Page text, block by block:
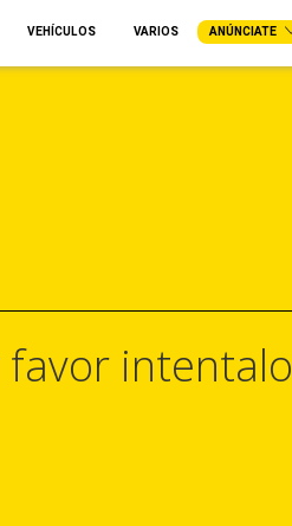
VEHÍCULOS VARIOS ANÚNCIATE
favor intentalo